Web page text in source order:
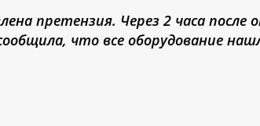
претензия. Через 2 часа после
что все оборудование